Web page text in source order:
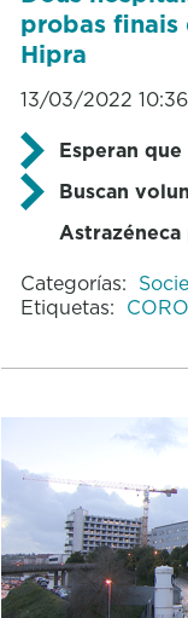
probas finais
Hipra
13/03/2022 10:36
Esperan
Buscan
Astrazéneca
Categorías:
Etiquetas: